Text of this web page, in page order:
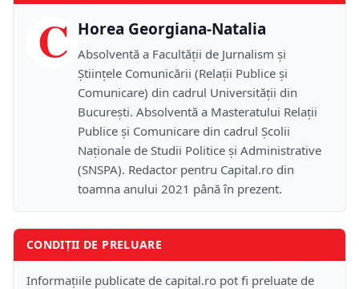
C Horea Georgiana-Natalia
Absolventă a Facultății de Jurnalism și
Științele Comunicării (Relații Publice și
Comunicare) din cadrul Universității din
București. Absolventă a Masteratului Relații
Publice și Comunicare din cadrul Școlii
Naţionale de Studii Politice și Administrative
(SNSPA). Redactor pentru Capital.ro din
toamna anului 2021 până în prezent.
CONDIȚII DE PRELUARE
Informațiile publicate de capital.ro pot fi preluate de